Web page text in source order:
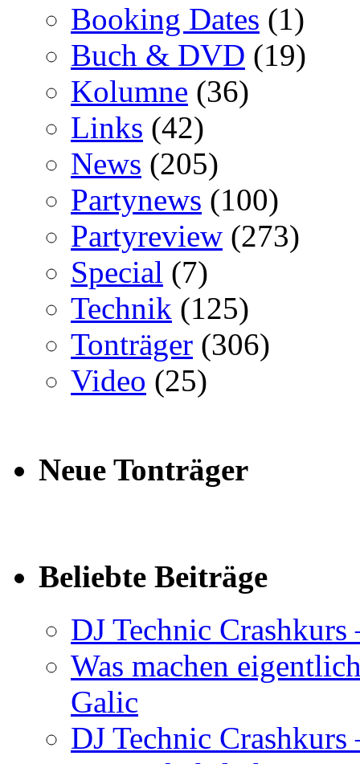
Booking Dates (1)
Buch & DVD (19)
Kolumne (36)
Links (42)
News (205)
Partynews (100)
Partyreview (273)
Special (7)
Technik (125)
Tonträger (306)
Video (25)
Neue Tonträger
Beliebte Beiträge
DJ Technic
Was machen
Galic
DJ Technic